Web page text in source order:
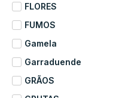
FLORES
FUMOS
Gamela
Garraduende
GRÃOS